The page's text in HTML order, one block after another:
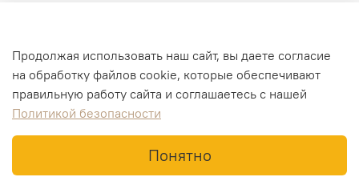
Гидравлика
Информация для заказа
Продолжая использовать наш сайт, вы даете согласие
на обработку файлов cookie, которые обеспечивают
правильную работу сайта и соглашаетесь с нашей
Политикой безопасности
Понятно